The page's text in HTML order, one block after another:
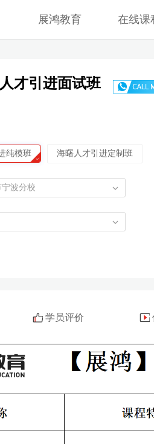
才引进面试班
纯模班 海曙人才引进定制班
波分校
学员评价
展鸿教育 在线课